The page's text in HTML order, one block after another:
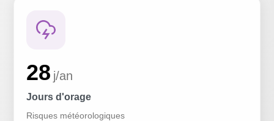
28 j/an
Jours d'orage
Risques météorologiques